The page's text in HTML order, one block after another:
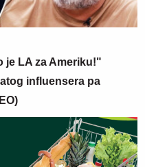
je LA za Ameriku!"
influensera pa